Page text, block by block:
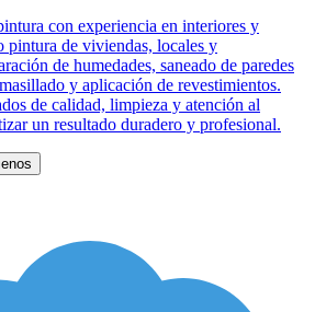
con experiencia en interiores y
pintura de viviendas, locales y
de humedades, saneado de paredes
y aplicación de revestimientos.
de calidad, limpieza y atención al
un resultado duradero y profesional.